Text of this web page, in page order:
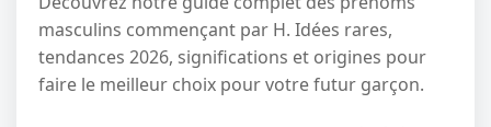
masculins commençant par H. Idées rares,
tendances 2026, significations et origines pour
faire le meilleur choix pour votre futur garçon.